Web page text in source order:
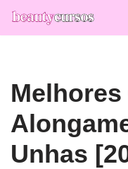
Pular
conteúdo
Unhas